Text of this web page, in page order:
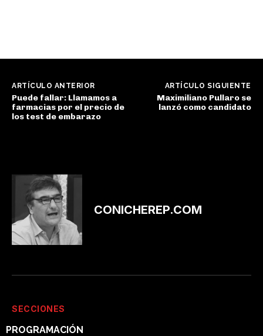
ARTÍCULO ANTERIOR
Puede fallar: Llamamos a
farmacias por el precio de
los test de embarazo
ARTÍCULO SIGUIENTE
Maximiliano Pullaro se
lanzó como candidato
CONICHEREP.COM
SECCIONES
PROGRAMACIÓN